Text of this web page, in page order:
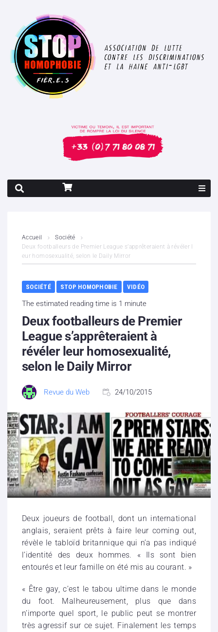
Contenus litigieux
Nous soutenir
Boutique
Partenaires
Contacts
Accueil
Société
Deux footballeurs de Premier League s’apprêteraient à révéler l
eur homosexualité, selon le Daily Mirror
SOCIÉTÉ STOP HOMOPHOBIE VIDÉO
The estimated reading time is 1 minute
Deux footballeurs de Premier
League s’apprêteraient à
révéler leur homosexualité,
selon le Daily Mirror
Revue du Web 24/10/2015
Deux joueurs de football, dont un international
anglais, seraient prêts à faire leur coming out,
révèle le tabloïd britannique qui n’a pas indiqué
l’identité des deux hommes. « Ils sont bien
entourés et leur famille on été mis au courant. »
« Être gay, c’est le tabou ultime dans le monde
du foot. Malheureusement, plus que dans
n’importe quel sport, le public peut se montrer
très agressif sur ce sujet. Finalement les temps